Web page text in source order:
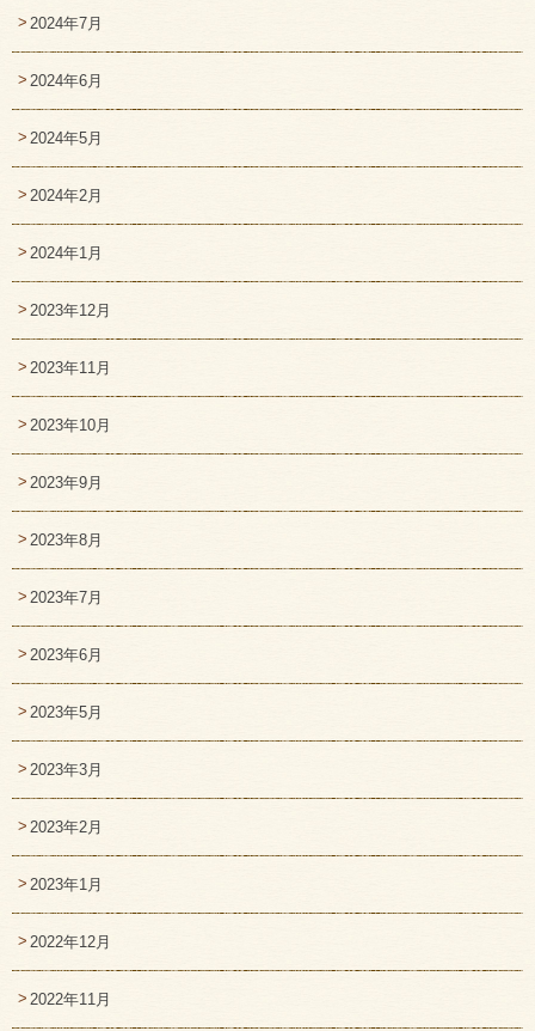
2024年7月
2024年6月
2024年5月
2024年2月
2024年1月
2023年12月
2023年11月
2023年10月
2023年9月
2023年8月
2023年7月
2023年6月
2023年5月
2023年3月
2023年2月
2023年1月
2022年12月
2022年11月